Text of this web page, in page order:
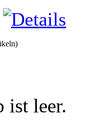
ist leer.